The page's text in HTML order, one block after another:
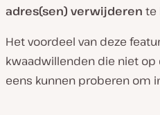
adres(sen) verwijderen te
Het voordeel van deze
kwaadwillenden die niet
eens kunnen proberen om